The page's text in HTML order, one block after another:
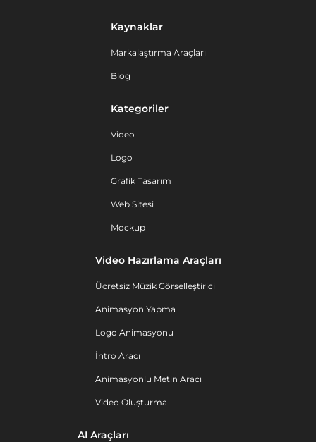
Kaynaklar
Markalaştırma Araçları
Blog
Kategoriler
Video
Logo
Grafik Tasarım
Web Sitesi
Mockup
Video Hazırlama Araçları
Ücretsiz Müzik Görselleştirici
Animasyon Yapma
Logo Animasyonu
İntro Aracı
Animasyonlu Metin Aracı
Video Oluşturma
AI Araçları